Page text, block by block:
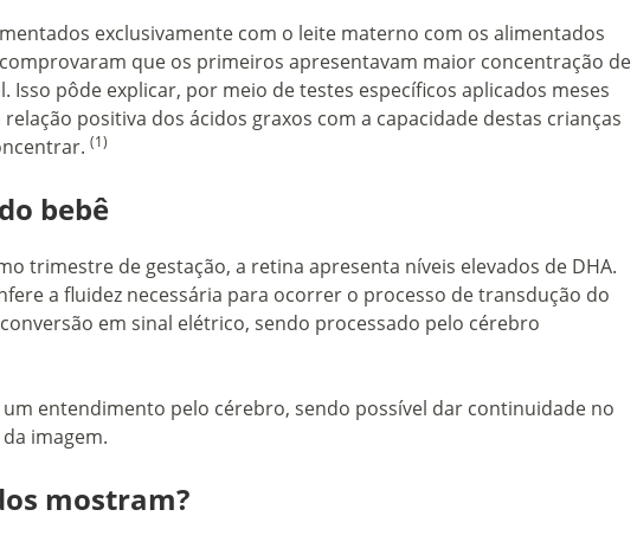
exclusivamente com o leite materno com os alimentados
que os primeiros apresentavam maior concentração de
Isso pôde explicar, por meio de testes específicos aplicados meses
positiva dos ácidos graxos com a capacidade destas crianças
(1)
bebê
trimestre de gestação, a retina apresenta níveis elevados de DHA.
a fluidez necessária para ocorrer o processo de transdução do
em sinal elétrico, sendo processado pelo cérebro
um entendimento pelo cérebro, sendo possível dar continuidade no
imagem.
mostram?